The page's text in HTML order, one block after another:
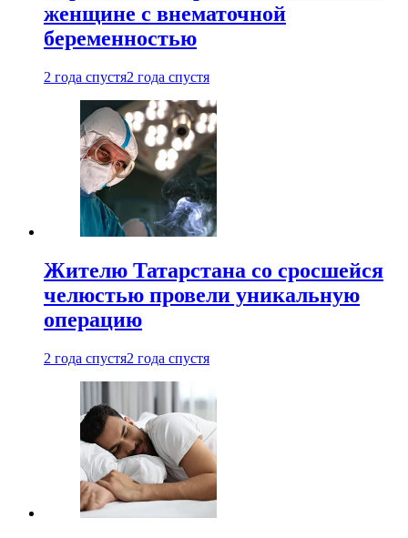
женщине с внематочной
беременностью
2 года спустя2 года спустя
Жителю Татарстана со сросшейся
челюстью провели уникальную
операцию
2 года спустя2 года спустя